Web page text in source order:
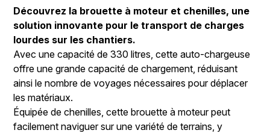
Découvrez la brouette à moteur et chenilles, une
solution innovante pour le transport de charges
lourdes sur les chantiers.
Avec une capacité de 330 litres, cette auto-chargeuse
offre une grande capacité de chargement, réduisant
ainsi le nombre de voyages nécessaires pour déplacer
les matériaux.
Équipée de chenilles, cette brouette à moteur peut
facilement naviguer sur une variété de terrains, y